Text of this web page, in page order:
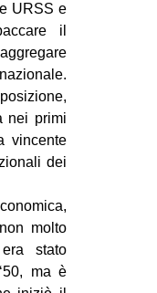
URSS e
il
nei primi
vincente
dei
molto
stato
ma è